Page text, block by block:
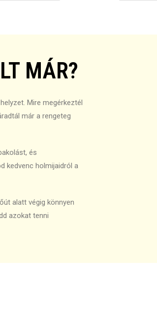
MÁR?
Mire megérkeztél
már a rengeteg
és
kedvenc holmijaidról a
alatt végig könnyen
azokat tenni